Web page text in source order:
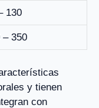
130
– 350
y tienen
con